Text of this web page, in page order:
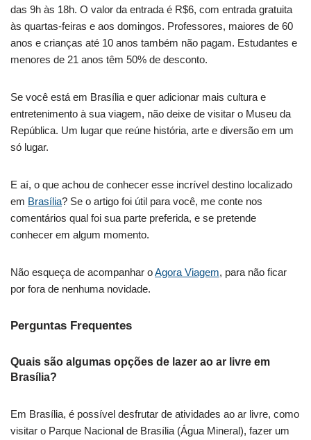
das 9h às 18h. O valor da entrada é R$6, com entrada gratuita
às quartas-feiras e aos domingos. Professores, maiores de 60
anos e crianças até 10 anos também não pagam. Estudantes e
menores de 21 anos têm 50% de desconto.
Se você está em Brasília e quer adicionar mais cultura e
entretenimento à sua viagem, não deixe de visitar o Museu da
República. Um lugar que reúne história, arte e diversão em um
só lugar.
E aí, o que achou de conhecer esse incrível destino localizado
em Brasília? Se o artigo foi útil para você, me conte nos
comentários qual foi sua parte preferida, e se pretende
conhecer em algum momento.
Não esqueça de acompanhar oAgora Viagem, para não ficar
por fora de nenhuma novidade.
Perguntas Frequentes
Quais são algumas opções de lazer ao ar livre em
Brasília?
Em Brasília, é possível desfrutar de atividades ao ar livre, como
visitar o Parque Nacional de Brasília (Água Mineral), fazer um